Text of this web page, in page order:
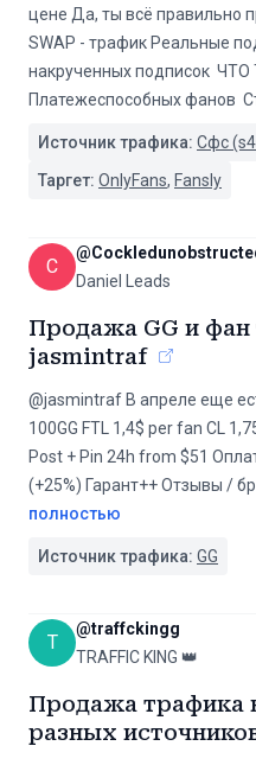
цене Да, ты всё правильно
SWAP - трафик Реальные
накрученных подписок
Платежеспособных фанов
Источник трафика: Сфс
Таргет: OnlyFans, Fansly
C
@
Daniel Leads
Продажа GG и фан
jasmintraf
@jasmintraf В апреле еще
100GG FTL 1,4$ per fan CL
Post + Pin 24h from $51
(+25%) Гарант++ Отзывы /
полностью
Источник трафика: GG
T
@traffckingg
TRAFFIC KING 👑
Продажа трафика
разных